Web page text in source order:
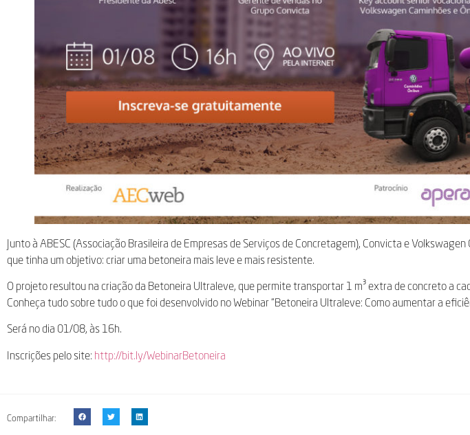
Junto à ABESC (Associação Brasileira de Empresas de Serviços de Concretagem), Convicta e
que tinha um objetivo: criar uma betoneira mais leve e mais resistente.
O projeto resultou na criação da Betoneira Ultraleve, que permite transportar 1 m³ extra de concreto a
Conheça tudo sobre tudo o que foi desenvolvido no Webinar “Betoneira Ultraleve: Como aumentar a
Será no dia 01/08, às 16h.
Inscrições pelo site: http://bit.ly/WebinarBetoneira
Compartilhar: